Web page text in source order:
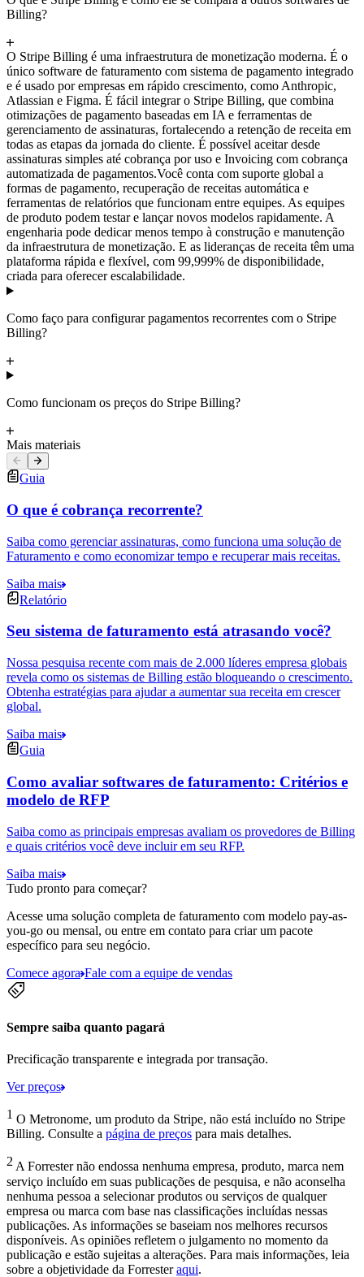
Billing?
O Stripe Billing é uma infraestrutura de monetização moderna. É o
único software de faturamento com sistema de pagamento integrado
e é usado por empresas em rápido crescimento, como Anthropic,
Atlassian e Figma. É fácil integrar o Stripe Billing, que combina
otimizações de pagamento baseadas em IA e ferramentas de
gerenciamento de assinaturas, fortalecendo a retenção de receita em
todas as etapas da jornada do cliente. É possível aceitar desde
assinaturas simples até cobrança por uso e Invoicing com cobrança
automatizada de pagamentos.Você conta com suporte global a
formas de pagamento, recuperação de receitas automática e
ferramentas de relatórios que funcionam entre equipes. As equipes
de produto podem testar e lançar novos modelos rapidamente. A
engenharia pode dedicar menos tempo à construção e manutenção
da infraestrutura de monetização. E as lideranças de receita têm uma
plataforma rápida e flexível, com 99,999% de disponibilidade,
criada para oferecer escalabilidade.
Como faço para configurar pagamentos recorrentes com o Stripe
Billing?
Como funcionam os preços do Stripe Billing?
Mais materiais
Guia
O que é cobrança recorrente?
Saiba como gerenciar assinaturas, como funciona uma solução de
Faturamento e como economizar tempo e recuperar mais receitas.
Saiba mais
Relatório
Seu sistema de faturamento está atrasando você?
Nossa pesquisa recente com mais de 2.000 líderes empresa globais
revela como os sistemas de Billing estão bloqueando o crescimento.
Obtenha estratégias para ajudar a aumentar sua receita em crescer
global.
Saiba mais
Guia
Como avaliar softwares de faturamento: Critérios e
modelo de RFP
Saiba como as principais empresas avaliam os provedores de Billing
e quais critérios você deve incluir em seu RFP.
Saiba mais
Tudo pronto para começar?
Acesse uma solução completa de faturamento com modelo pay-as-
you-go ou mensal, ou entre em contato para criar um pacote
específico para seu negócio.
Comece agora Fale com a equipe de vendas
Sempre saiba quanto pagará
Precificação transparente e integrada por transação.
Ver preços
1 O Metronome, um produto da Stripe, não está incluído no Stripe
Billing. Consulte a página de preços para mais detalhes.
2A Forrester não endossa nenhuma empresa, produto, marca nem
serviço incluído em suas publicações de pesquisa, e não aconselha
nenhuma pessoa a selecionar produtos ou serviços de qualquer
empresa ou marca com base nas classificações incluídas nessas
publicações. As informações se baseiam nos melhores recursos
disponíveis. As opiniões refletem o julgamento no momento da
publicação e estão sujeitas a alterações. Para mais informações, leia
sobre a objetividade da Forresteraqui.